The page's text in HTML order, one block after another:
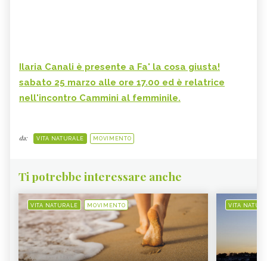
Ilaria Canali è presente a Fa' la cosa giusta!
sabato 25 marzo alle ore 17.00 ed è relatrice
nell'incontro Cammini al femminile.
da: VITA NATURALE MOVIMENTO
Ti potrebbe interessare anche
VITA NATURALE MOVIMENTO VITA